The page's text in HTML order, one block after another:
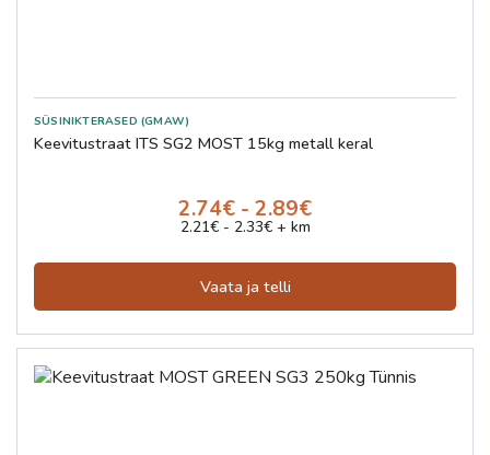
SÜSINIKTERASED (GMAW)
Keevitustraat ITS SG2 MOST 15kg metall keral
2.74€ - 2.89€
2.21€ - 2.33€ + km
Vaata ja telli